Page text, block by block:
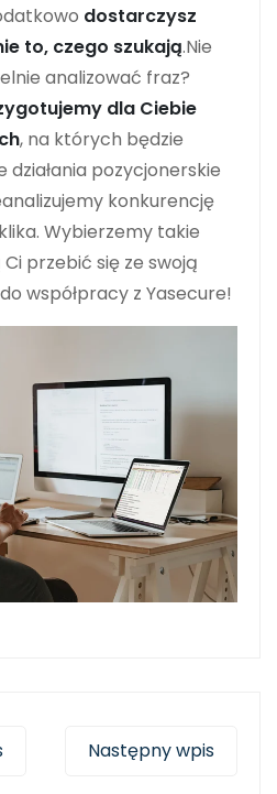
dostarczysz
to, czego szukają.Nie
analizować fraz?
dla Ciebie
, na których będzie
działania pozycjonerskie
konkurencję
Wybierzemy takie
przebić się ze swoją
współpracy z Yasecure!
Następny wpis